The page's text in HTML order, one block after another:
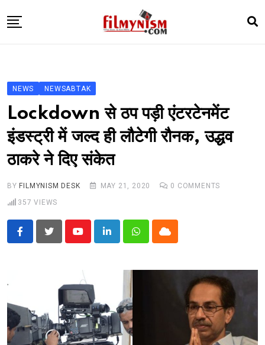
to
TELEVISION
BHOJPURI
NEWS ABTAK
STARRY SIDES
MORE
NEWS NEWSABTAK
Lockdown से ठप पड़ी एंटरटेनमेंट
इंडस्ट्री में जल्द ही लौटेगी रौनक, उद्धव
ठाकरे ने दिए संकेत
BY FILMYNISM DESK MAY 21, 2020 0 COMMENTS
357 VIEWS
YoutubeLinkedInWhatsappCloud